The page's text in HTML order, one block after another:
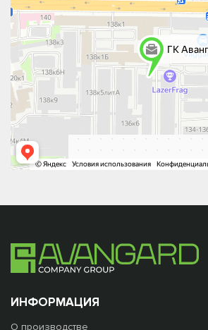
ИНФОРМАЦИЯ
О производстве